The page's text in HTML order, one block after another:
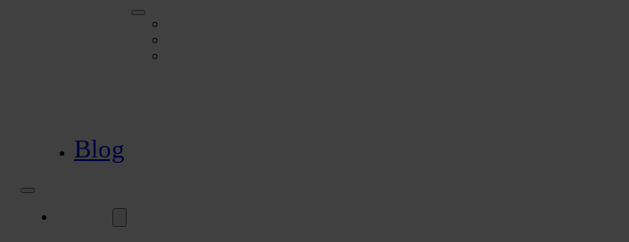
Blog